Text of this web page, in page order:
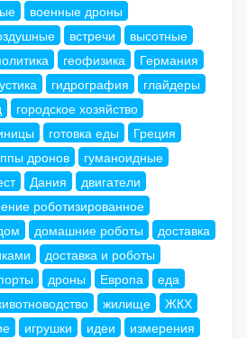
военные дроны
встречи
высотные
геофизика
Германия
гидрография
глайдеры
городское хозяйство
готовка еды
Греция
дронов
гуманоидные
Дания
двигатели
роботизированное
домашние роботы
доставка
доставка и роботы
дроны Европа
еда
жилище
ЖКХ
игрушки идеи
измерения